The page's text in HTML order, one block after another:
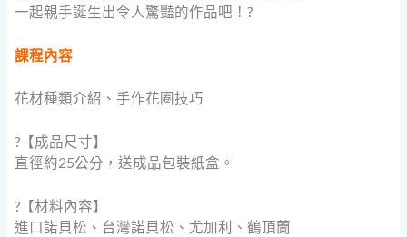
一起親手誕生出令人驚豔的作品吧！?
課程內容
花材種類介紹、手作花圈技巧
?【成品尺寸】
直徑約25公分，送成品包裝紙盒。
?【材料內容】
進口諾貝松、台灣諾貝松、尤加利、鶴頂蘭